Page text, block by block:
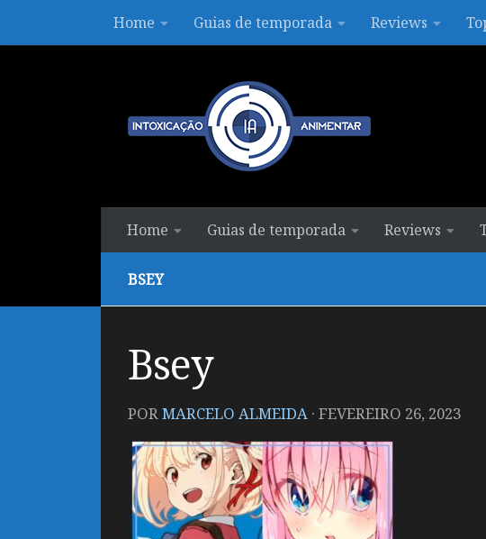
Skip to contentHome Guias de temporada Reviews
Home Guias de temporada Reviews
BSEY
Bsey
PORMARCELO ALMEIDA · FEVEREIRO 26, 2023